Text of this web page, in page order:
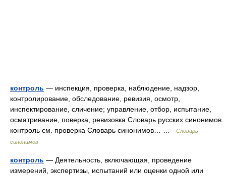
контроль — инспекция, проверка, наблюдение, надзор,
контролирование, обследование, ревизия, осмотр,
инспектирование, сличение; управление, отбор, испытание,
осматривание, поверка, ревизовка Словарь русских синонимов.
контроль см. проверка Словарь синонимов… …
Словарь
синонимов
контроль — Деятельность, включающая, проведение
измерений, экспертизы, испытаний или оценки одной или